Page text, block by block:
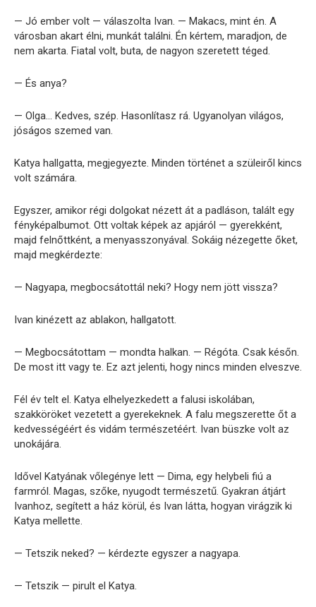
— Jó ember volt — válaszolta Ivan. — Makacs, mint én. A
városban akart élni, munkát találni. Én kértem, maradjon, de
nem akarta. Fiatal volt, buta, de nagyon szeretett téged.
— És anya?
— Olga… Kedves, szép. Hasonlítasz rá. Ugyanolyan világos,
jóságos szemed van.
Katya hallgatta, megjegyezte. Minden történet a szüleiről kincs
volt számára.
Egyszer, amikor régi dolgokat nézett át a padláson, talált egy
fényképalbumot. Ott voltak képek az apjáról — gyerekként,
majd felnőttként, a menyasszonyával. Sokáig nézegette őket,
majd megkérdezte:
— Nagyapa, megbocsátottál neki? Hogy nem jött vissza?
Ivan kinézett az ablakon, hallgatott.
— Megbocsátottam — mondta halkan. — Régóta. Csak későn.
De most itt vagy te. Ez azt jelenti, hogy nincs minden elveszve.
Fél év telt el. Katya elhelyezkedett a falusi iskolában,
szakköröket vezetett a gyerekeknek. A falu megszerette őt a
kedvességéért és vidám természetéért. Ivan büszke volt az
unokájára.
Idővel Katyának vőlegénye lett — Dima, egy helybeli fiú a
farmról. Magas, szőke, nyugodt természetű. Gyakran átjárt
Ivanhoz, segített a ház körül, és Ivan látta, hogyan virágzik ki
Katya mellette.
— Tetszik neked? — kérdezte egyszer a nagyapa.
— Tetszik — pirult el Katya.